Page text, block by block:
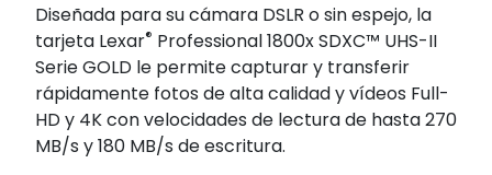
Diseñada para su cámara DSLR o sin espejo, la
tarjeta Lexar® Professional 1800x SDXC™ UHS-II
Serie GOLD le permite capturar y transferir
rápidamente fotos de alta calidad y vídeos Full-
HD y 4K con velocidades de lectura de hasta 270
MB/s y 180 MB/s de escritura.